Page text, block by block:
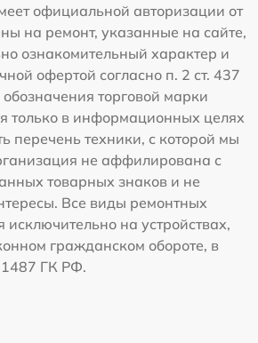
официальной авторизации от
на ремонт, указанные на сайте,
ознакомительный характер и
офертой согласно п. 2 ст. 437
торговой марки
только в информационных целях
перечень техники, с которой мы
не аффилирована с
товарных знаков и не
Все виды ремонтных
исключительно на устройствах,
гражданском обороте, в
1487 ГК РФ.